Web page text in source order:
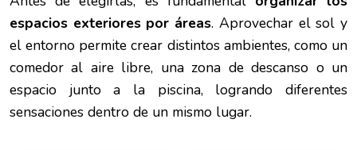
espacios exteriores por áreas. Aprovechar el sol y
el entorno permite crear distintos ambientes, como un
comedor al aire libre, una zona de descanso o un
espacio junto a la piscina, logrando diferentes
sensaciones dentro de un mismo lugar.